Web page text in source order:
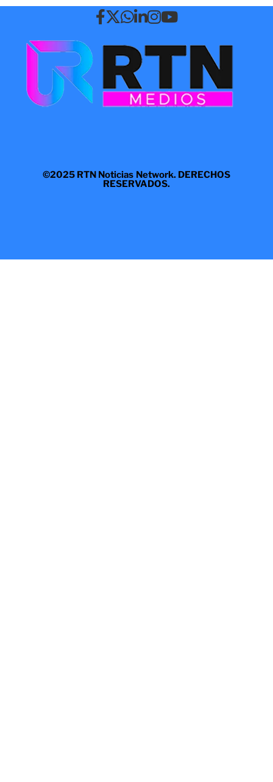
©2025 RTN Noticias Network. DERECHOS
RESERVADOS.